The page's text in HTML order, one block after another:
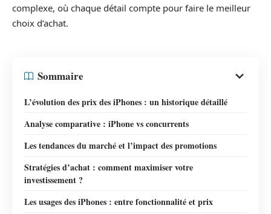
complexe, où chaque détail compte pour faire le meilleur
choix d’achat.
Sommaire
L’évolution des prix des iPhones : un historique détaillé
Analyse comparative : iPhone vs concurrents
Les tendances du marché et l’impact des promotions
Stratégies d’achat : comment maximiser votre
investissement ?
Les usages des iPhones : entre fonctionnalité et prix